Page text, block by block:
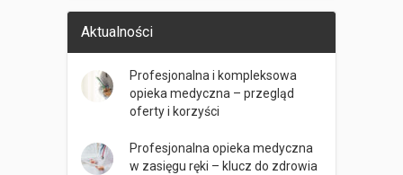
Aktualności
Profesjonalna i kompleksowa
opieka medyczna – przegląd
oferty i korzyści
Profesjonalna opieka medyczna
w zasięgu ręki – klucz do zdrowia